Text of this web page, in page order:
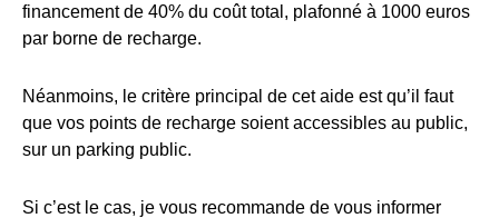
financement de 40% du coût total, plafonné à 1000 euros
par borne de recharge.
Néanmoins, le critère principal de cet aide est qu’il faut
que vos points de recharge soient accessibles au public,
sur un parking public.
Si c’est le cas, je vous recommande de vous informer